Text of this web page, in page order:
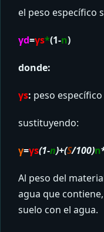
el peso específico
γd=γs*(1-n)
donde:
γs: peso
sustituyendo:
γ=γs(1-n)+(S/100)n
Al peso del
agua que
suelo con el agua.